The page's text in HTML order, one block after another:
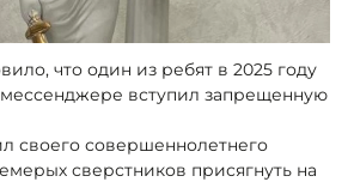
что один из ребят в 2025 году
вступил запрещенную
своего совершеннолетнего
сверстников присягнуть на